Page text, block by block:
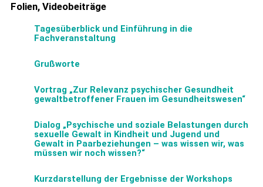
Folien, Videobeiträge
Tagesüberblick und Einführung in die
Fachveranstaltung
Grußworte
Vortrag „Zur Relevanz psychischer Gesundheit
gewaltbetroffener Frauen im Gesundheitswesen“
Dialog „Psychische und soziale Belastungen durch
sexuelle Gewalt in Kindheit und Jugend und
Gewalt in Paarbeziehungen – was wissen wir, was
müssen wir noch wissen?“
Kurzdarstellung der Ergebnisse der Workshops